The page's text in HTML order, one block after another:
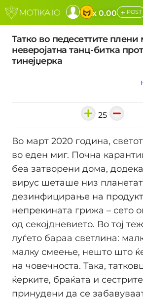
x 0.00 + POST
Татко во педесеттите
неверојатна танц-битка
тинејџерка
25
Во март 2020 година,
во еден миг. Почна
беа затворени дома,
вирус шеташе низ
дезинфицирање на
непрекината грижа – сето
од секојдневието. Во тој
луѓето бараа светлина:
малку смеење, нешто што
на човечноста. Така,
ќерките, браќата и
принудени да се